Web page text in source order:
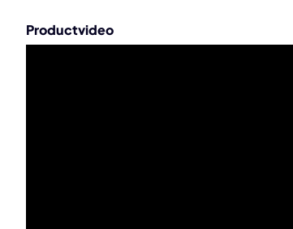
Productvideo